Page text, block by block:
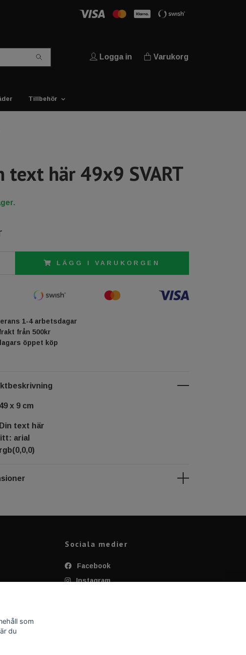
Logga in Varukorg
Tillbehör
text här 49x9 SVART
LÄGG I VARUKORGEN
1-4 arbetsdagar
från 500kr
öppet köp
x 9 cm
text här
arial
Sociala medier
Facebook
Instagram
som
du